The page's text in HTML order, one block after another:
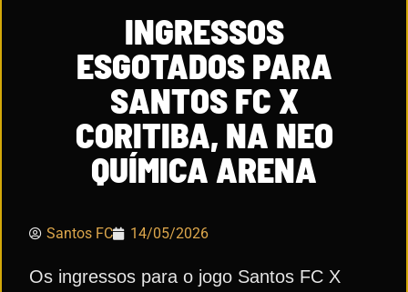
INGRESSOS
ESGOTADOS PARA
SANTOS FC X
CORITIBA, NA NEO
QUÍMICA ARENA
Santos FC 14/05/2026
Os ingressos para o jogo Santos FC X